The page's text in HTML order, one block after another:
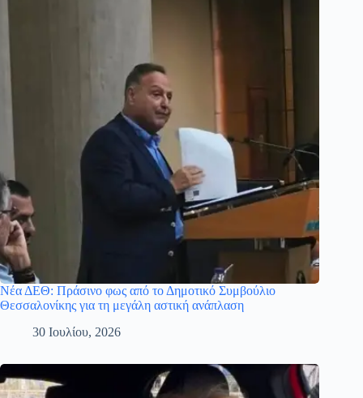
Νέα ΔΕΘ: Πράσινο φως από το Δημοτικό Συμβούλιο
Θεσσαλονίκης για τη μεγάλη αστική ανάπλαση
30 Ιουλίου, 2026